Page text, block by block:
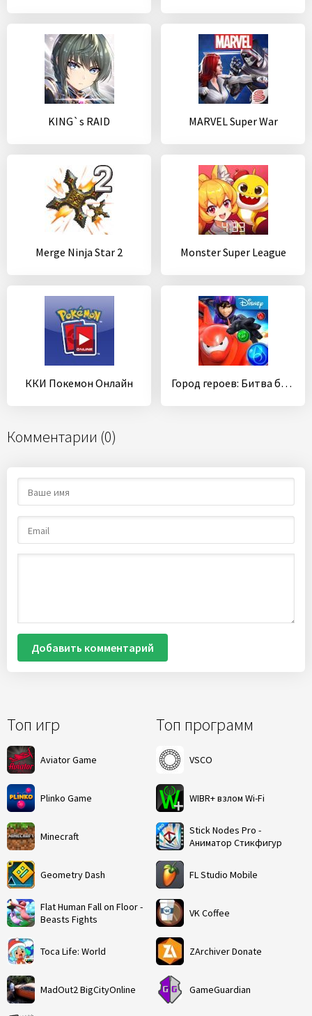
Топ игр
Aviator Game
Plinko Game
Minecraft
Geometry Dash
Flat Human Fall on Floor -
Beasts Fights
Toca Life: World
MadOut2 BigCityOnline
Топ программ
VSCO
WIBR+ взлом Wi-Fi
Stick Nodes Pro -
Аниматор Стикфигур
FL Studio Mobile
VK Coffee
ZArchiver Donate
GameGuardian
KING`s RAID MARVEL Super War
Merge Ninja Star 2 Monster Super League
ККИ Покемон Онлайн Город героев: Битва ботов
Комментарии (0)
Добавить комментарий